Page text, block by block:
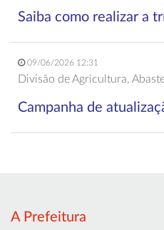
Saiba como realizar a
09/06/2026 12:31
Divisão de Agricultura,
Campanha de
A Prefeitura